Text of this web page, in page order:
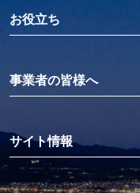
お役立ち
事業者の皆様へ
サイト情報